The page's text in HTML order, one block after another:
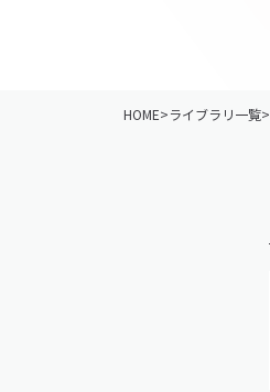
HOME>ライブラリ一覧>